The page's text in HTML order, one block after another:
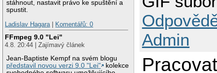
stáhnout, nastavit právo ke spuštění a
spustit.
Ladislav Hagara| Komentářů: 0
FFmpeg 9.0 "Lei"
4.8. 20:44 | Zajímavý článek
Jean-Baptiste Kempf na svém blogu
představil novou verzi 9.0 "Lei"
kolekce
Admin